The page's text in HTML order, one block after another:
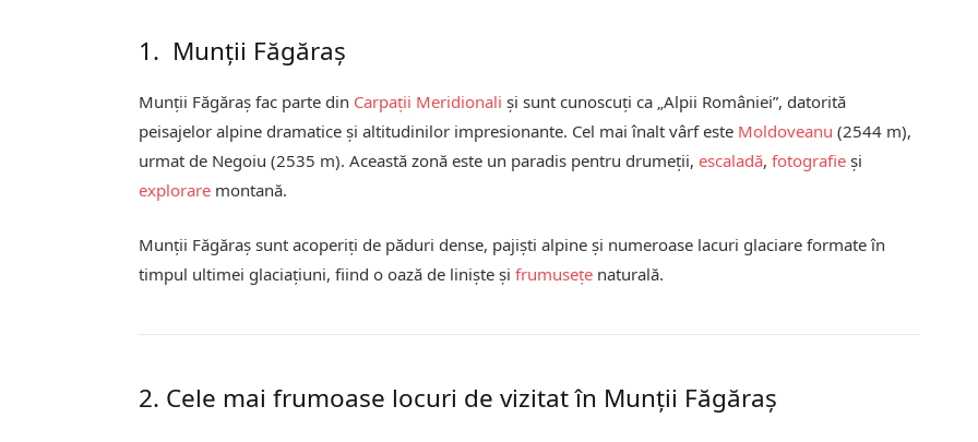
1. Munții Făgăraș
Munții Făgăraș fac parte din Carpații Meridionali și sunt cunoscuți ca „Alpii României”, datorită
peisajelor alpine dramatice și altitudinilor impresionante. Cel mai înalt vârf este Moldoveanu (2544 m),
urmat de Negoiu (2535 m). Această zonă este un paradis pentru drumeții, escaladă,fotografie și
explorare montană.
Munții Făgăraș sunt acoperiți de păduri dense, pajiști alpine și numeroase lacuri glaciare formate în
timpul ultimei glaciațiuni, fiind o oază de liniște șifrumusețe naturală.
2. Cele mai frumoase locuri de vizitat în Munții Făgăraș